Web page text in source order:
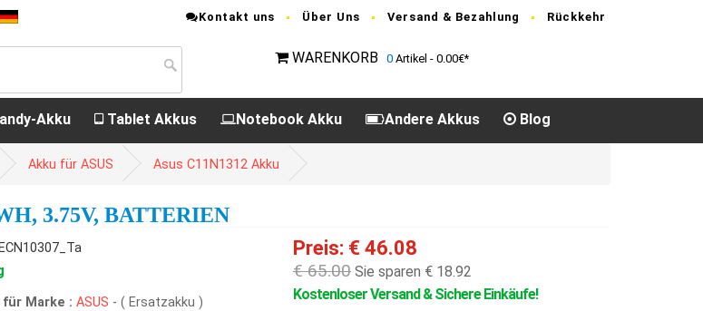
Kontakt uns Über Uns Versand & Bezahlung Rückkehr
WARENKORB 0 Artikel - 0.00€*
Akku Tablet Akkus Notebook Akku Andere Akkus Blog
Akku für ASUS Asus C11N1312 Akku
3.75V, BATTERIEN
für Marke : ASUS - ( Ersatzakku )
Preis: € 46.08
€ 65.00 Sie sparen € 18.92
Kostenloser Versand & Sichere Einkäufe!